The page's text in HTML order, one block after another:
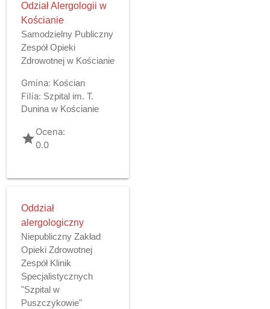
Odział Alergologii w
Kościanie
Samodzielny Publiczny
Zespół Opieki
Zdrowotnej w Kościanie
Gmina: Kościan
Filia: Szpital im. T.
Dunina w Kościanie
gradeOcena:
0.0
Oddział
alergologiczny
Niepubliczny Zakład
Opieki Zdrowotnej
Zespół Klinik
Specjalistycznych
"Szpital w
Puszczykowie"